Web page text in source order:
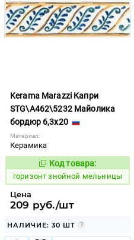
Kerama Marazzi Капри
STG\A462\5232 Майолика
бордюр 6,3x20
Материал:
Керамика
300924
Код товара:
горизонт знойной мельницы
Цена
209 руб./шт
НАЛИЧИЕ: 30 ШТ